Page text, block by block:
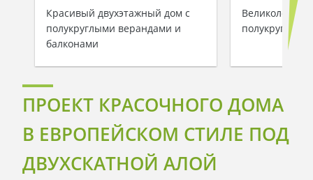
Красивый двухэтажный дом с
полукруглыми верандами и
балконами
ПРОЕКТ КРАСОЧНОГО ДОМА
В ЕВРОПЕЙСКОМ СТИЛЕ ПОД
ДВУХСКАТНОЙ АЛОЙ